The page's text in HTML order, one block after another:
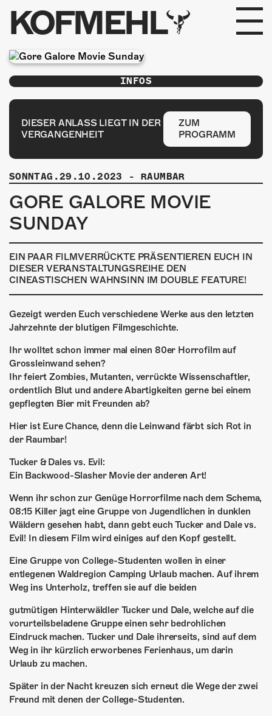
KOFMEHL
PROGRAMM
FABRIKGEFLÜSTER
GALERIE
FOTOGALERIE
PHOTOMAT
INFOS
KONTAKT
ÜBER UNS
SHOP
MITMACHEN
INFOS
DIESER ANLASS LIEGT IN DER
VERGANGENHEIT
ZUM
PROGRAMM
SONNTAG.29.10.2023 - RAUMBAR
GORE GALORE MOVIE
SUNDAY
EIN PAAR FILMVERRÜCKTE PRÄSENTIEREN EUCH IN
DIESER VERANSTALTUNGSREIHE DEN
CINEASTISCHEN WAHNSINN IM DOUBLE FEATURE!
Gezeigt werden Euch verschiedene Werke aus den letzten
Jahrzehnte der blutigen Filmgeschichte.
Ihr wolltet schon immer mal einen 80er Horrofilm auf
Grossleinwand sehen?
Ihr feiert Zombies, Mutanten, verrückte Wissenschaftler,
ordentlich Blut und andere Abartigkeiten gerne bei einem
gepflegten Bier mit Freunden ab?
Hier ist Eure Chance, denn die Leinwand färbt sich Rot in
der Raumbar!
Tucker & Dales vs. Evil:
Ein Backwood-Slasher Movie der anderen Art!
Wenn ihr schon zur Genüge Horrorfilme nach dem Schema,
08:15 Killer jagt eine Gruppe von Jugendlichen in dunklen
Wäldern gesehen habt, dann gebt euch Tucker and Dale vs.
Evil! In diesem Film wird einiges auf den Kopf gestellt.
Eine Gruppe von College-Studenten wollen in einer
entlegenen Waldregion Camping Urlaub machen. Auf ihrem
Weg ins Unterholz, treffen sie auf die beiden
gutmütigen Hinterwäldler Tucker und Dale, welche auf die
vorurteilsbeladene Gruppe einen sehr bedrohlichen
Eindruck machen. Tucker und Dale ihrerseits, sind auf dem
Weg in ihr kürzlich erworbenes Ferienhaus, um darin
Urlaub zu machen.
Später in der Nacht kreuzen sich erneut die Wege der zwei
Freund mit denen der College-Studenten.